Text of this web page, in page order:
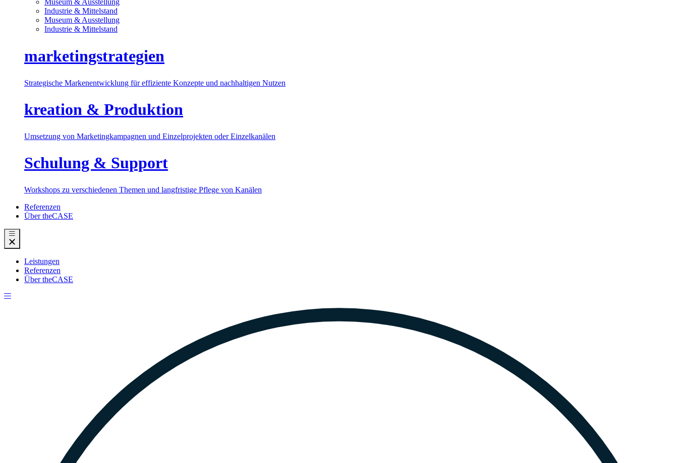
Museum & Ausstellung
Industrie & Mittelstand
Museum & Ausstellung
Industrie & Mittelstand
marketingstrategien
Strategische Markenentwicklung für effiziente Konzepte und nachhaltigen Nutzen
kreation & Produktion
Umsetzung von Marketingkampagnen und Einzelprojekten oder Einzelkanälen
Schulung & Support
Workshops zu verschiedenen Themen und langfristige Pflege von Kanälen
Referenzen
Über theCASE
Leistungen
Referenzen
Über theCASE